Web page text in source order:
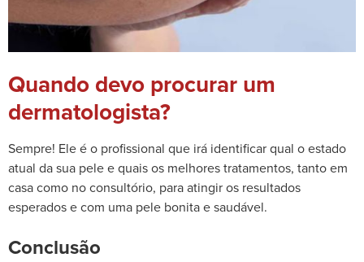
Quando devo procurar um
dermatologista?
Sempre! Ele é o profissional que irá identificar qual o estado
atual da sua pele e quais os melhores tratamentos, tanto em
casa como no consultório, para atingir os resultados
esperados e com uma pele bonita e saudável.
Conclusão